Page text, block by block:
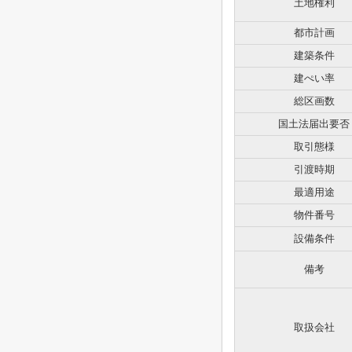
土地権利
都市計画
建築条件
建ぺい率
総区画数
国土法届出要否
取引態様
引渡時期
最適用途
物件番号
設備条件
備考
取扱会社